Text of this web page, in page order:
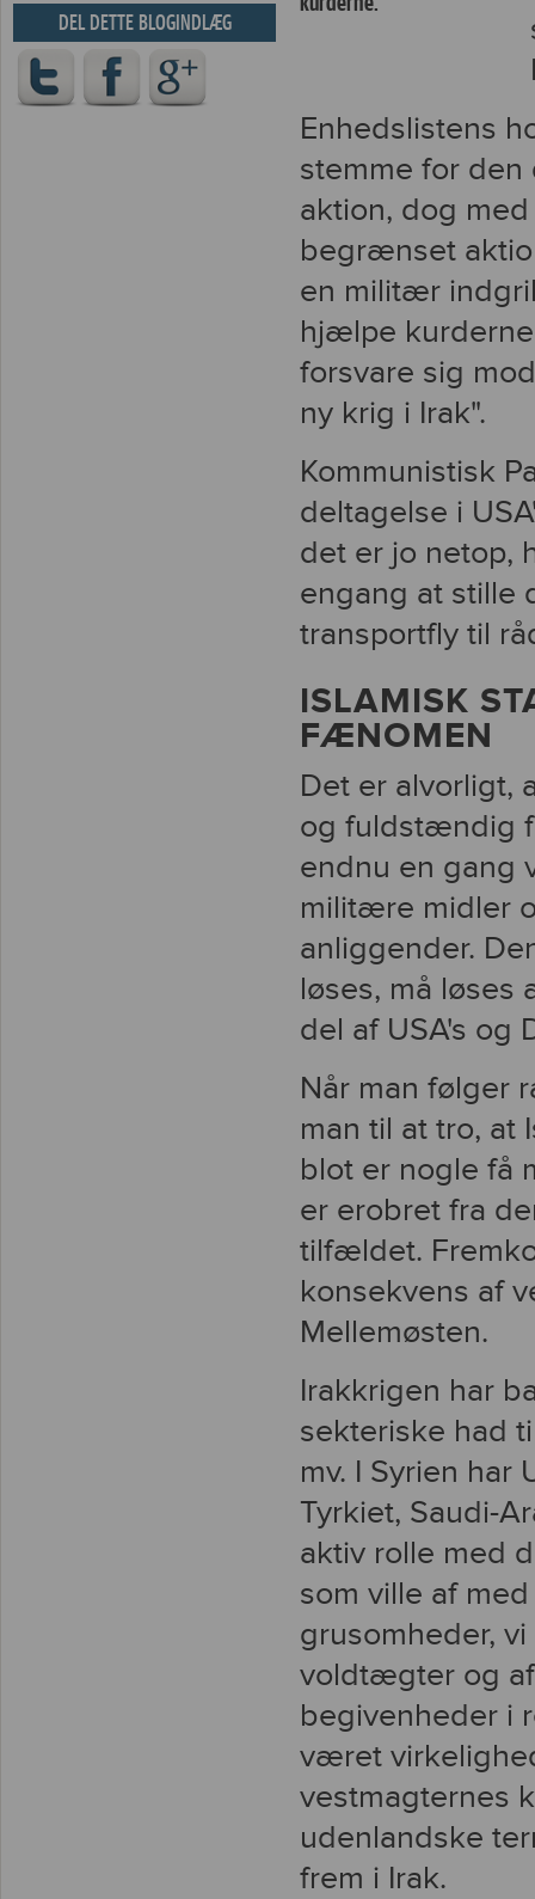
DEL DETTE BLOGINDLÆG
Enhedslistens
stemme for den
aktion, dog
begrænset
en militær
hjælpe
forsvare sig
ny krig i Irak".
Kommunistisk
deltagelse i
det er jo netop,
engang at stille
transportfly til
ISLAMISK
FÆNOMEN
Det er alvorligt,
og fuldstændig
endnu en gang
militære midler
anliggender.
løses, må
del af USA's og
Når man følger
man til at tro, at
blot er nogle få
er erobret fra
tilfældet.
konsekvens af
Mellemøsten.
Irakkrigen har
sekteriske had
mv. I Syrien har
Tyrkiet, Saudi-
aktiv rolle med
som ville af
grusomheder,
voldtægter og
begivenheder i
været
vestmagternes
udenlandske
frem i Irak.